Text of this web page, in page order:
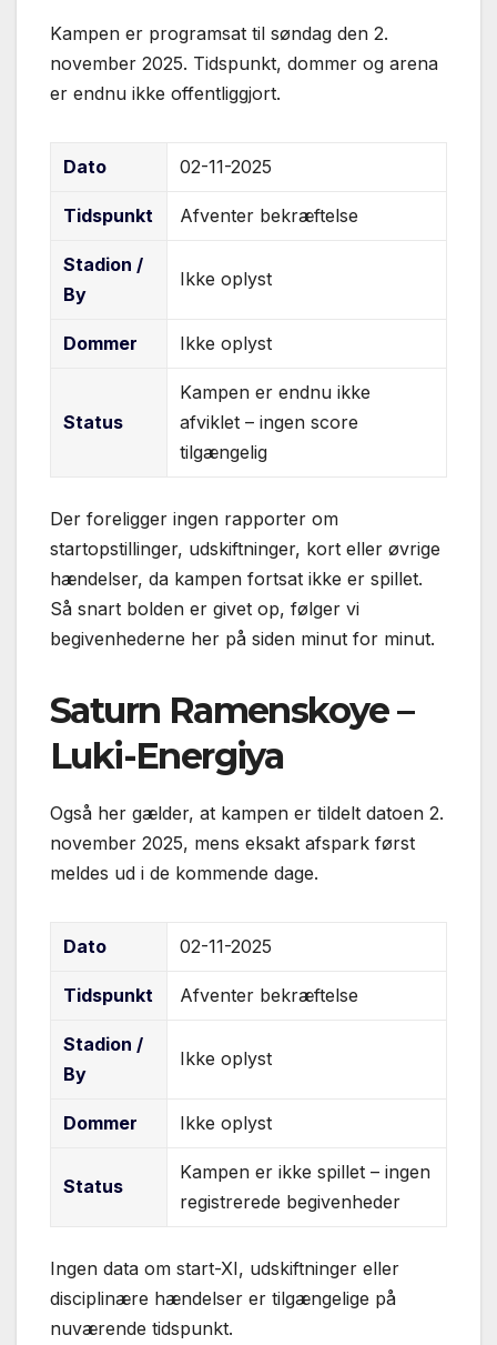
Kampen er programsat til søndag den 2.
november 2025. Tidspunkt, dommer og arena
er endnu ikke offentliggjort.
Dato 02-11-2025
Tidspunkt Afventer bekræftelse
Stadion /
By
Ikke oplyst
Dommer Ikke oplyst
Status
Kampen er endnu ikke
afviklet – ingen score
tilgængelig
Der foreligger ingen rapporter om
startopstillinger, udskiftninger, kort eller øvrige
hændelser, da kampen fortsat ikke er spillet.
Så snart bolden er givet op, følger vi
begivenhederne her på siden minut for minut.
Saturn Ramenskoye –
Luki-Energiya
Også her gælder, at kampen er tildelt datoen 2.
november 2025, mens eksakt afspark først
meldes ud i de kommende dage.
Dato 02-11-2025
Tidspunkt Afventer bekræftelse
Stadion /
By
Ikke oplyst
Dommer Ikke oplyst
Status
Kampen er ikke spillet – ingen
registrerede begivenheder
Ingen data om start-XI, udskiftninger eller
disciplinære hændelser er tilgængelige på
nuværende tidspunkt.